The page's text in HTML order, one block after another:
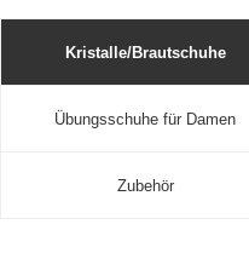
Kristalle/Brautschuhe
Übungsschuhe für Damen
Zubehör